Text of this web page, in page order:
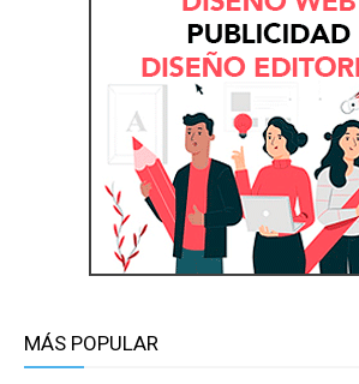
MÁS POPULAR